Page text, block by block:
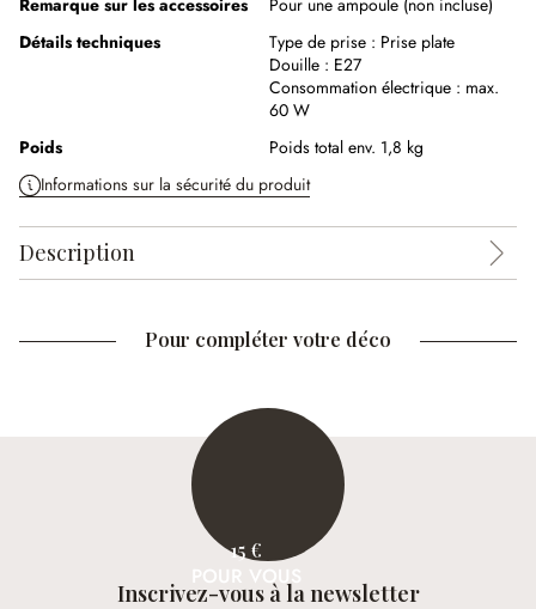
Remarque sur les accessoires
Pour une ampoule (non incluse)
Détails techniques
Type de prise : Prise plate
Douille : E27
Consommation électrique : max.
60 W
Poids
Poids total env. 1,8 kg
Informations sur la sécurité du produit
Description
Pour compléter votre déco
15 €
POUR VOUS
Inscrivez-vous à la newsletter